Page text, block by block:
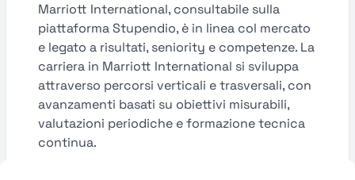
Marriott International, consultabile sulla
piattaforma Stupendio, è in linea col mercato
e legato a risultati, seniority e competenze. La
carriera in Marriott International si sviluppa
attraverso percorsi verticali e trasversali, con
avanzamenti basati su obiettivi misurabili,
valutazioni periodiche e formazione tecnica
continua.